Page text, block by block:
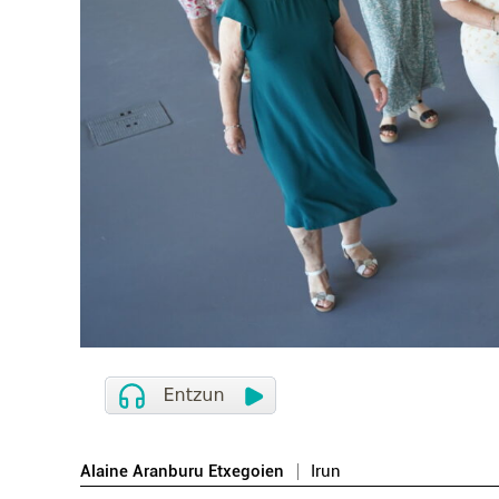
Alaine Aranburu Etxegoien Irun